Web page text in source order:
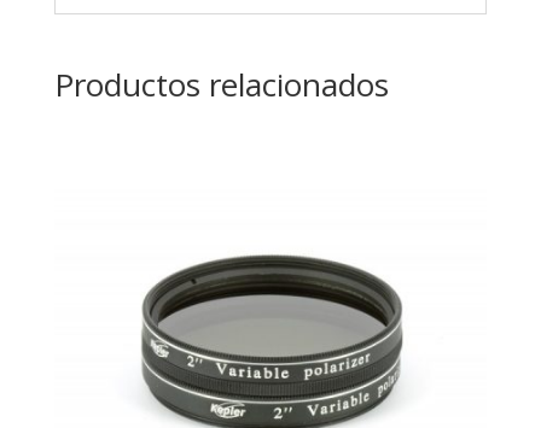
Productos relacionados